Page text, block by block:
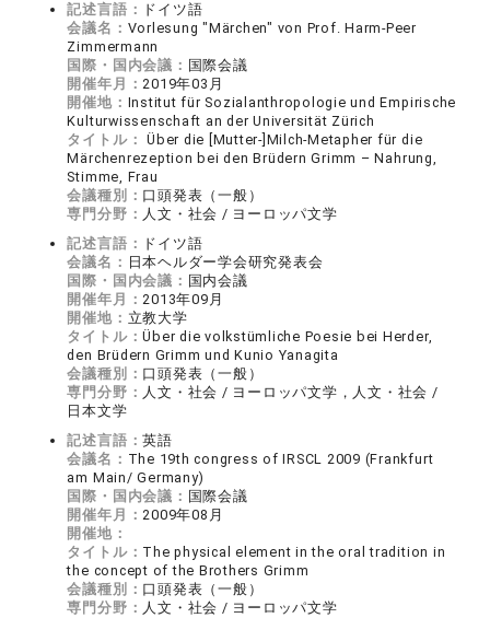
記述言語： ドイツ語
会議名： Vorlesung "Märchen" von Prof. Harm-Peer
Zimmermann
国際・国内会議： 国際会議
開催年月：2019年03月
開催地： Institut für Sozialanthropologie und Empirische
Kulturwissenschaft an der Universität Zürich
タイトル： Über die [Mutter-]Milch-Metapher für die
Märchenrezeption bei den Brüdern Grimm – Nahrung,
Stimme, Frau
会議種別： 口頭発表（一般）
専門分野： 人文・社会 / ヨーロッパ文学
記述言語： ドイツ語
会議名： 日本ヘルダー学会研究発表会
国際・国内会議： 国内会議
開催年月：2013年09月
開催地： 立教大学
タイトル：Über die volkstümliche Poesie bei Herder,
den Brüdern Grimm und Kunio Yanagita
会議種別： 口頭発表（一般）
専門分野： 人文・社会 / ヨーロッパ文学，人文・社会 /
日本文学
記述言語：英語
会議名： The 19th congress of IRSCL 2009 (Frankfurt
am Main/ Germany)
国際・国内会議： 国際会議
開催年月：2009年08月
開催地：
タイトル： The physical element in the oral tradition in
the concept of the Brothers Grimm
会議種別： 口頭発表（一般）
専門分野： 人文・社会 / ヨーロッパ文学